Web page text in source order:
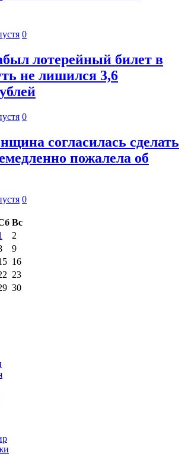
0
лотерейный билет в
не лишился 3,6
0
согласилась сделать
пожалела об
0
Вс
2
9
16
23
30